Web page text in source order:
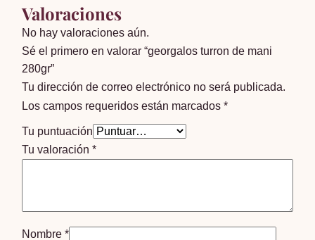
Valoraciones
No hay valoraciones aún.
Sé el primero en valorar “georgalos turron de mani
280gr”
Tu dirección de correo electrónico no será publicada.
Los campos requeridos están marcados*
Tu puntuación
Tu valoración*
Nombre*